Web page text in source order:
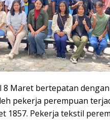
Maret bertepatan
pekerja perempuan
1857. Pekerja tekstil